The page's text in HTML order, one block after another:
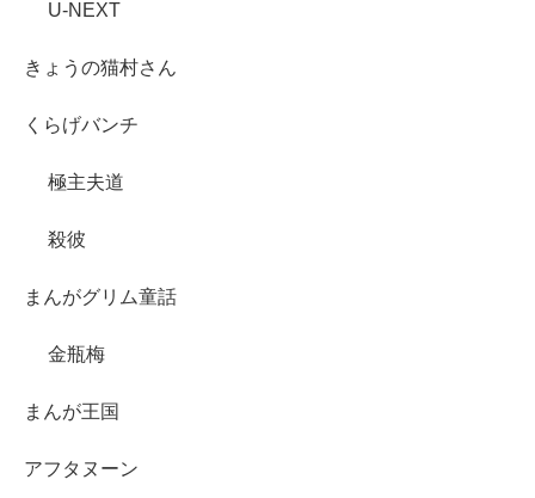
U-NEXT
きょうの猫村さん
くらげバンチ
極主夫道
殺彼
まんがグリム童話
金瓶梅
まんが王国
アフタヌーン